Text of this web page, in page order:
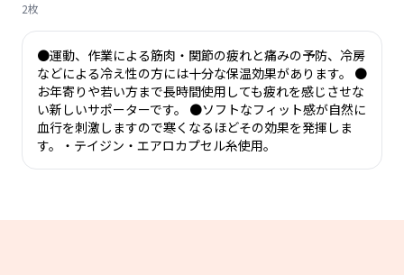
2枚
●運動、作業による筋肉・関節の疲れと痛みの予防、冷房
などによる冷え性の方には十分な保温効果があります。 ●
お年寄りや若い方まで長時間使用しても疲れを感じさせな
い新しいサポーターです。 ●ソフトなフィット感が自然に
血行を刺激しますので寒くなるほどその効果を発揮しま
す。・テイジン・エアロカプセル糸使用。